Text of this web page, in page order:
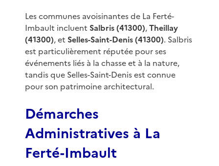
Les communes avoisinantes de La Ferté-
Imbault incluent Salbris (41300),Theillay
(41300), et Selles-Saint-Denis (41300). Salbris
est particulièrement réputée pour ses
événements liés à la chasse et à la nature,
tandis que Selles-Saint-Denis est connue
pour son patrimoine architectural.
Démarches
Administratives à La
Ferté-Imbault